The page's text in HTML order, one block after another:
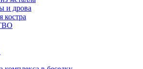
и дрова
костра